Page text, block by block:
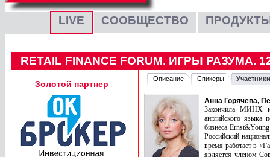
LIVE СООБЩЕСТВО
RETAIL FINANCE FORUM. ИГРЫ РАЗУМА.
Описание Спикеры
Анна Горячева,
Закончила МИНХ
английского языка
бизнеса
Российский
время работает в
является членом
Золотой партнер